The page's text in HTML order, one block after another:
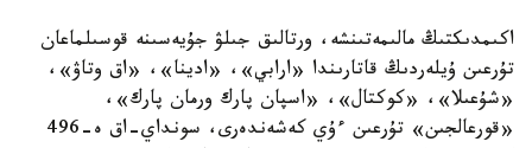
اكىمدىكتىڭ مالىمەتىنشە، ورتالىق جىلۋ جۇيەسىنە قوسىلماعان
تۇرعىن ۇيلەردىڭ قاتارىندا «ارابي»، «ادينا»، «اق وتاۋ»،
«شۇعىلا»، «كوكتال»، «اسپان پارك ورمان پارك»،
«قورعالجىن» تۇرعىن ءۇي كەشەندەرى، سونداي-اق ە-496